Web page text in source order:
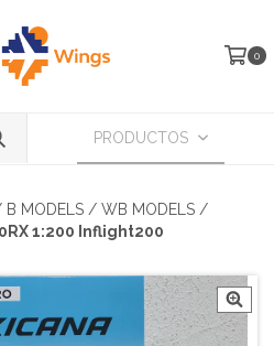
0
PRODUCTOS
B MODELS / WB MODELS /
1:200 Inflight200